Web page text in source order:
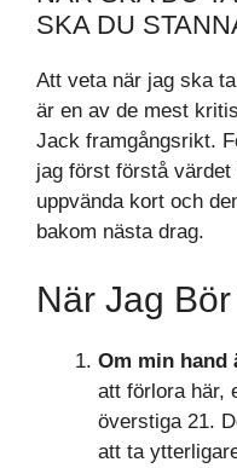
SKA DU
Att veta när jag ska
är en av de mest
Jack framgångsrikt.
jag först förstå
uppvända kort och
bakom nästa drag.
När Jag Bör
Om min hand
att förlora här,
överstiga 21.
att ta